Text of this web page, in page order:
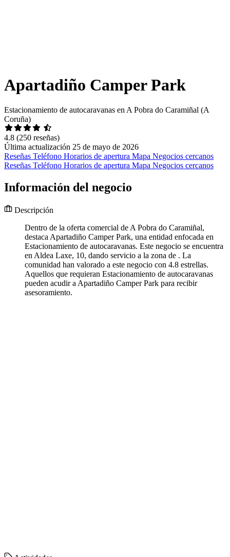
Apartadiño Camper Park
Estacionamiento de autocaravanas en A Pobra do Caramiñal (A
Coruña)
4.8 (250 reseñas)
Última actualización 25 de mayo de 2026
Reseñas Teléfono Horarios de apertura Mapa Negocios cercanos
Reseñas Teléfono Horarios de apertura Mapa Negocios cercanos
Información del negocio
Descripción
Dentro de la oferta comercial de A Pobra do Caramiñal,
destaca Apartadiño Camper Park, una entidad enfocada en
Estacionamiento de autocaravanas. Este negocio se encuentra
en Aldea Laxe, 10, dando servicio a la zona de . La
comunidad han valorado a este negocio con 4.8 estrellas.
Aquellos que requieran Estacionamiento de autocaravanas
pueden acudir a Apartadiño Camper Park para recibir
asesoramiento.